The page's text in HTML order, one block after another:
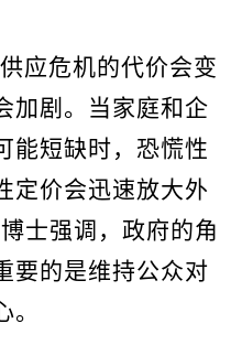
应危机的代价会变
加剧。当家庭和企
能短缺时，恐慌性
定价会迅速放大外
士强调，政府的角
要的是维持公众对